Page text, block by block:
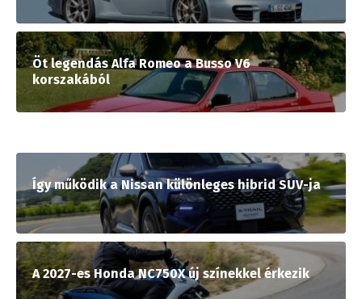
Öt legendás Alfa Romeo a Busso V6
korszakából
Így működik a Nissan különleges hibrid SUV-ja
A 2027-es Honda NC750X új színekkel érkezik